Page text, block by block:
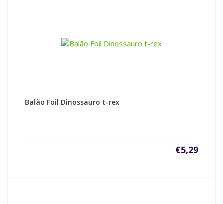
Balão Foil Dinossauro t-rex
€5,29